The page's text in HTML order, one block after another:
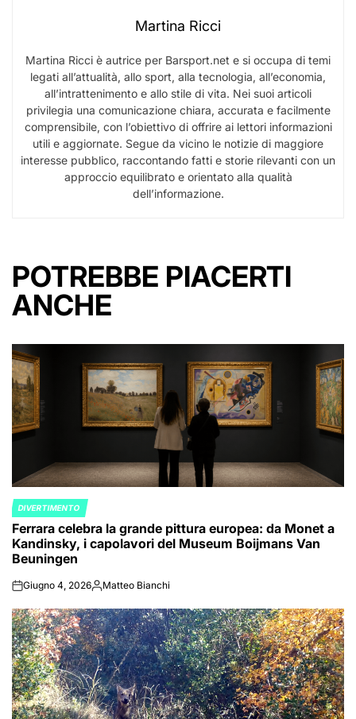
Martina Ricci
Martina Ricci è autrice per Barsport.net e si occupa di temi
legati all’attualità, allo sport, alla tecnologia, all’economia,
all’intrattenimento e allo stile di vita. Nei suoi articoli
privilegia una comunicazione chiara, accurata e facilmente
comprensibile, con l’obiettivo di offrire ai lettori informazioni
utili e aggiornate. Segue da vicino le notizie di maggiore
interesse pubblico, raccontando fatti e storie rilevanti con un
approccio equilibrato e orientato alla qualità
dell’informazione.
POTREBBE PIACERTI
ANCHE
POSTED
IN
DIVERTIMENTO
Ferrara celebra la grande pittura europea: da Monet a
Kandinsky, i capolavori del Museum Boijmans Van
Beuningen
onGiugno 4, 2026Posted
Matteo Bianchi